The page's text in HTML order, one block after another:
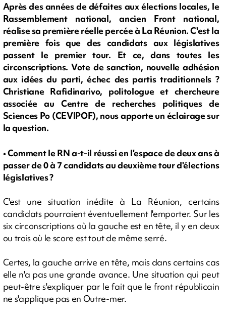
Après des années de défaites aux élections locales, le
Rassemblement national, ancien Front national,
réalise sa première réelle percée à La Réunion. C'est la
première fois que des candidats aux législatives
passent le premier tour. Et ce, dans toutes les
circonscriptions. Vote de sanction, nouvelle adhésion
aux idées du parti, échec des partis traditionnels ?
Christiane Rafidinarivo, politologue et chercheure
associée au Centre de recherches politiques de
Sciences Po (CEVIPOF), nous apporte un éclairage sur
la question.
• Comment le RN a-t-il réussi en l'espace de deux ans à
passer de 0 à 7 candidats au deuxième tour d'élections
législatives ?
C'est une situation inédite à La Réunion, certains
candidats pourraient éventuellement l'emporter. Sur les
six circonscriptions où la gauche est en tête, il y en deux
ou trois où le score est tout de même serré.
Certes, la gauche arrive en tête, mais dans certains cas
elle n'a pas une grande avance. Une situation qui peut
peut-être s'expliquer par le fait que le front républicain
ne s'applique pas en Outre-mer.